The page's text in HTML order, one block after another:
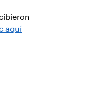
aquí